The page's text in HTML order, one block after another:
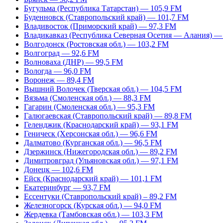
Бугульма (Республика Татарстан) — 105,9 FM
Буденновск (Ставропольский край) — 101,7 FM
Владивосток (Приморский край) — 97,3 FM
Владикавказ (Республика Северная Осетия — Алания)
Волгодонск (Ростовская обл.) — 103,2 FM
Волгоград — 92,6 FM
Волноваха (ДНР) — 99,5 FM
Вологда — 96,0 FM
Воронеж — 89,4 FM
Вышний Волочек (Тверская обл.) — 104,5 FM
Вязьма (Смоленская обл.) — 88,3 FM
Гагарин (Смоленская обл.) — 95,3 FM
Галюгаевская (Ставропольский край) — 89,8 FM
Геленджик (Краснодарский край) — 93,1 FM
Геническ (Херсонская обл.) — 96,6 FM
Далматово (Курганская обл.) — 96,5 FM
Дзержинск (Нижегородская обл.) — 89,2 FM
Димитровград (Ульяновская обл.) — 97,1 FM
Донецк — 102,6 FM
Ейск (Краснодарский край) — 101,1 FM
Екатеринбург — 93,7 FM
Ессентуки (Ставропольский край) – 89,2 FM
Железногорск (Курская обл.) — 94,0 FM
Жердевка (Тамбовская обл.) — 103,3 FM